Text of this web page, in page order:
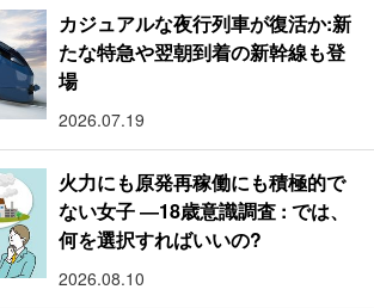
カジュアルな夜行列車が復活か:新
たな特急や翌朝到着の新幹線も登
場
2026.07.19
火力にも原発再稼働にも積極的で
ない女子 ―18歳意識調査 : では、
何を選択すればいいの?
2026.08.10